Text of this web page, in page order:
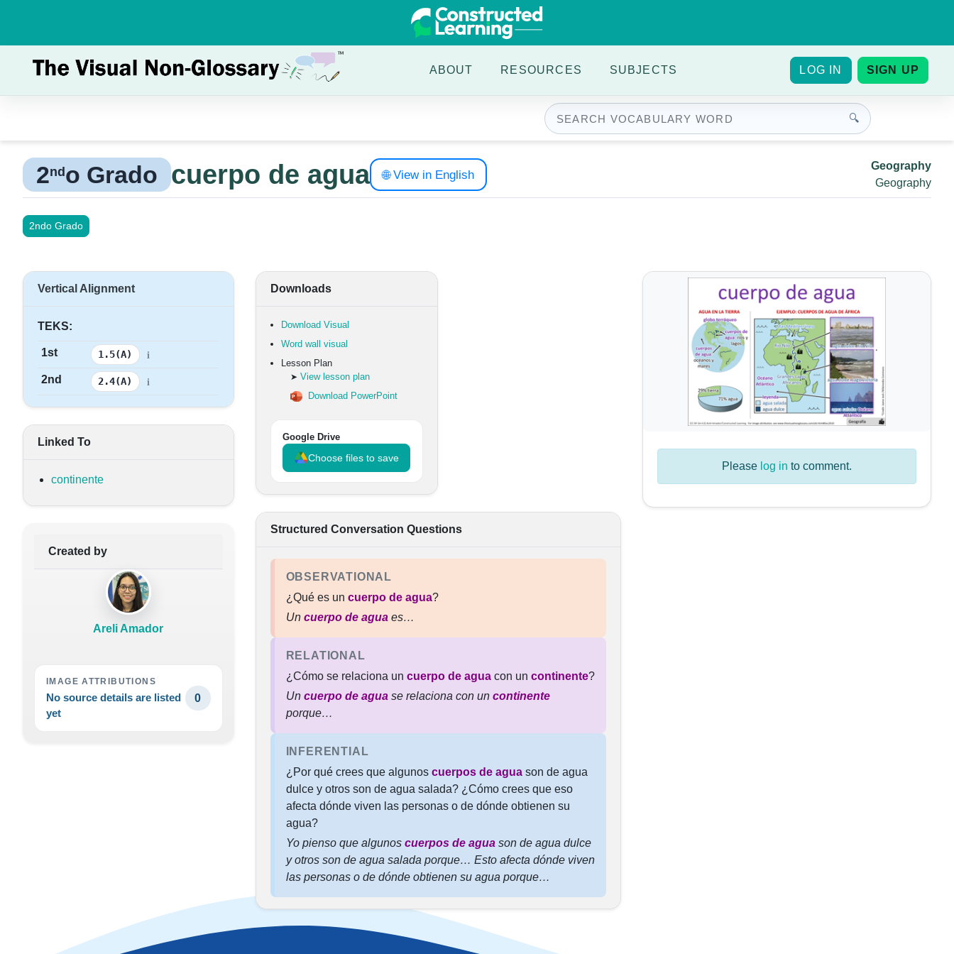
ABOUT RESOURCES SUBJECTS LOG IN SIGN UP
🔍
2ndo Grado cuerpo de agua 🌐 View in English
Geography
Geography
2ndo Grado
Vertical Alignment
TEKS:
1st 1.5(A) i
2nd 2.4(A) i
Linked To
continente
Created by
Areli Amador
IMAGE ATTRIBUTIONS
No source details are listed
yet
0
Downloads
Download Visual
Word wall visual
Lesson Plan
➤ View lesson plan
Download PowerPoint
Google Drive
Choose files to save
Structured Conversation Questions
OBSERVATIONAL
¿Qué es un cuerpo de agua?
Un cuerpo de aguaes…
RELATIONAL
¿Cómo se relaciona un cuerpo de aguacon un continente?
Un cuerpo de aguase relaciona con un continente
porque…
INFERENTIAL
¿Por qué crees que algunos cuerpos de aguason de agua
dulce y otros son de agua salada? ¿Cómo crees que eso
afecta dónde viven las personas o de dónde obtienen su
agua?
Yo pienso que algunos cuerpos de aguason de agua dulce
y otros son de agua salada porque… Esto afecta dónde viven
las personas o de dónde obtienen su agua porque…
Please log in to comment.